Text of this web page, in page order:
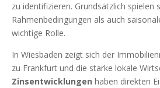
zu identifizieren. Grundsätzlich spielen
Rahmenbedingungen als auch
wichtige Rolle.
In Wiesbaden zeigt sich der
zu Frankfurt und die starke lokale
Zinsentwicklungen haben direkten